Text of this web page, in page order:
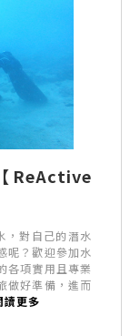
ReActive
，對自己的潛水
呢？歡迎參加水
各項實用且專業
做好準備，進而
讀更多